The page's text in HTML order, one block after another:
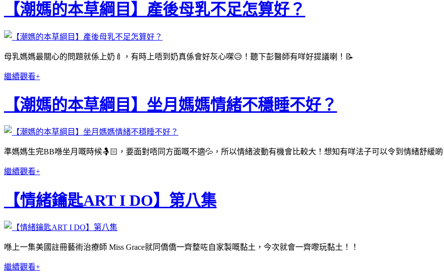
【潮媽的本草綱目】產後母乳不足怎算好？
母乳媽媽最關心的問題就係上奶🍼，有時上唔到奶真係會好灰心㗎😥！聽下彭醫師有咩好提議喇！📝
繼續觀看+
【潮媽的本草綱目】坐月媽媽情緒不穩睡不好？
準媽媽生完BB喺坐月嘅時候🤱🏻，要面對唔同方面嘅不適💦，所以情緒波動有機會比較大！想知有咩法子可以令到情緒舒緩
繼續觀看+
【情緒鑰匙ART I DO】第八集
喺上一集美國註冊藝術治療師 Miss Grace就同僑僑一齊整咗自家製嘅黏土，今次就會一齊嚟玩黏土！！
繼續觀看+